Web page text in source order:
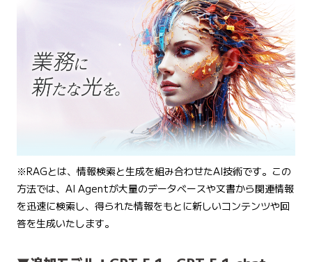
※RAGとは、情報検索と生成を組み合わせたAI技術です。この
方法では、AI Agentが大量のデータベースや文書から関連情報
を迅速に検索し、得られた情報をもとに新しいコンテンツや回
答を生成いたします。